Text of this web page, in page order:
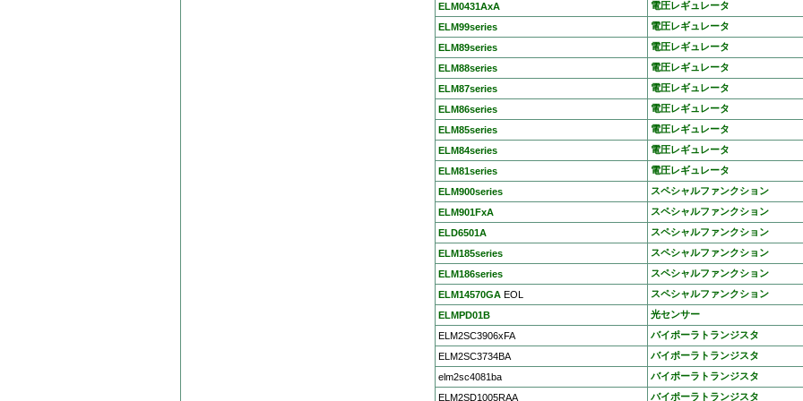
ELM0431AxA
電圧レギュレータ
ELM99series
電圧レギュレータ
ELM89series
電圧レギュレータ
ELM88series
電圧レギュレータ
ELM87series
電圧レギュレータ
ELM86series
電圧レギュレータ
ELM85series
電圧レギュレータ
ELM84series
電圧レギュレータ
ELM81series
電圧レギュレータ
ELM900series
スペシャルファンクション
ELM901FxA
スペシャルファンクション
ELD6501A
スペシャルファンクション
ELM185series
スペシャルファンクション
ELM186series
スペシャルファンクション
ELM14570GAEOL
スペシャルファンクション
ELMPD01B
光センサー
ELM2SC3906xFA
バイポーラトランジスタ
ELM2SC3734BA
バイポーラトランジスタ
elm2sc4081ba
バイポーラトランジスタ
ELM2SD1005RAA
バイポーラトランジスタ